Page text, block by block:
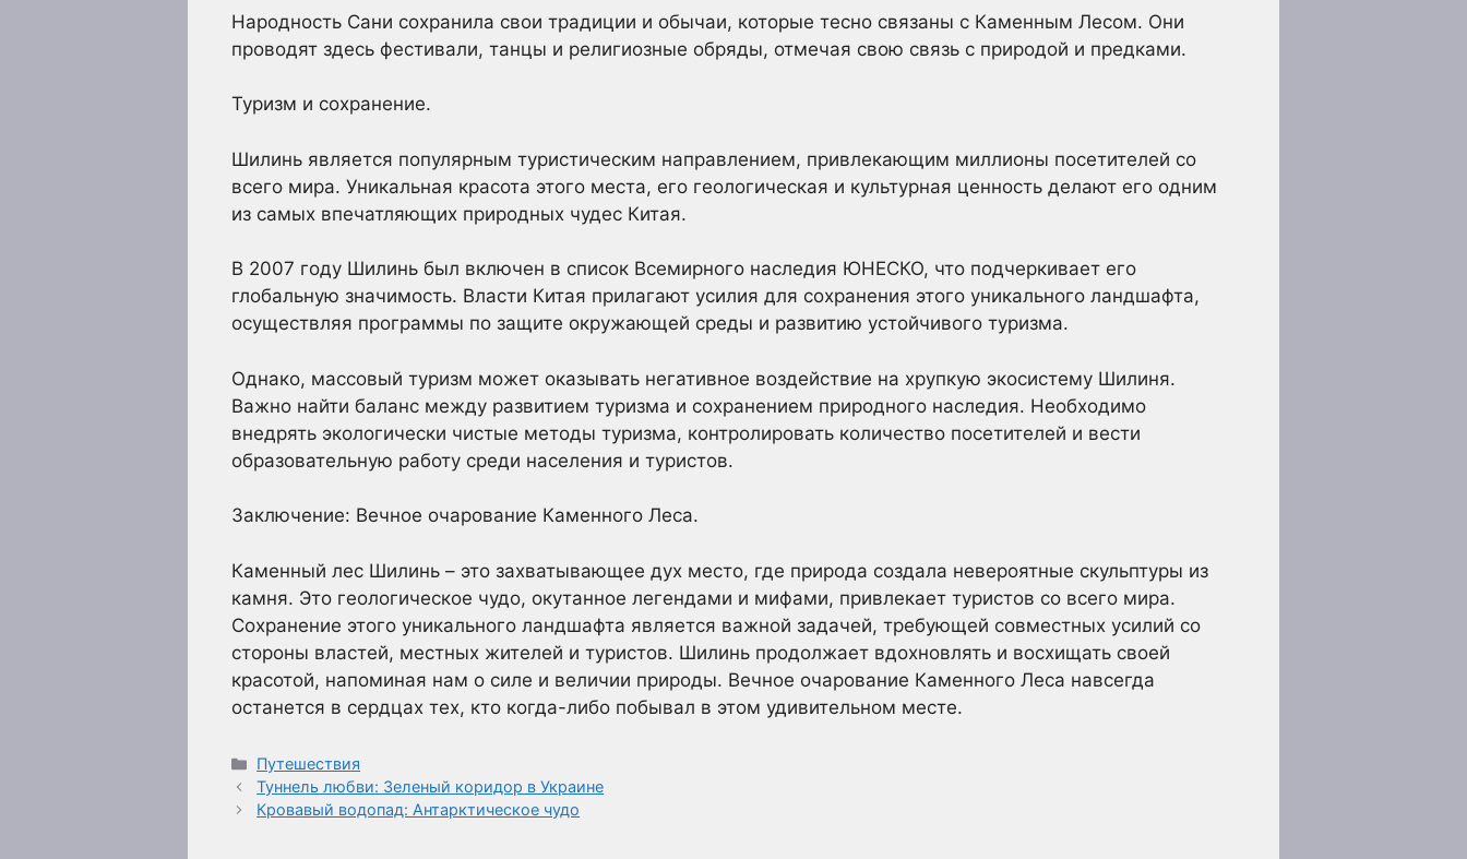
Народность Сани сохранила свои традиции и обычаи, которые тесно связаны с Каменным Лесом. Они
проводят здесь фестивали, танцы и религиозные обряды, отмечая свою связь с природой и предками.
Туризм и сохранение.
Шилинь является популярным туристическим направлением, привлекающим миллионы посетителей со
всего мира. Уникальная красота этого места, его геологическая и культурная ценность делают его одним
из самых впечатляющих природных чудес Китая.
В 2007 году Шилинь был включен в список Всемирного наследия ЮНЕСКО, что подчеркивает его
глобальную значимость. Власти Китая прилагают усилия для сохранения этого уникального ландшафта,
осуществляя программы по защите окружающей среды и развитию устойчивого туризма.
Однако, массовый туризм может оказывать негативное воздействие на хрупкую экосистему Шилиня.
Важно найти баланс между развитием туризма и сохранением природного наследия. Необходимо
внедрять экологически чистые методы туризма, контролировать количество посетителей и вести
образовательную работу среди населения и туристов.
Заключение: Вечное очарование Каменного Леса.
Каменный лес Шилинь – это захватывающее дух место, где природа создала невероятные скульптуры из
камня. Это геологическое чудо, окутанное легендами и мифами, привлекает туристов со всего мира.
Сохранение этого уникального ландшафта является важной задачей, требующей совместных усилий со
стороны властей, местных жителей и туристов. Шилинь продолжает вдохновлять и восхищать своей
красотой, напоминая нам о силе и величии природы. Вечное очарование Каменного Леса навсегда
останется в сердцах тех, кто когда-либо побывал в этом удивительном месте.
Рубрики
Путешествия
Туннель любви: Зеленый коридор в Украине
Кровавый водопад: Антарктическое чудо